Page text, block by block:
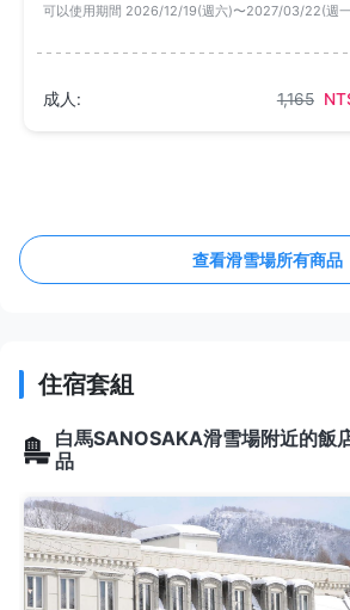
可以使用期間 2026/12/19(週六)〜2027/03/22(週
成人: 1,165
查看滑雪場所有商品
住宿套組
白馬SANOSAKA滑雪場附近的飯
品